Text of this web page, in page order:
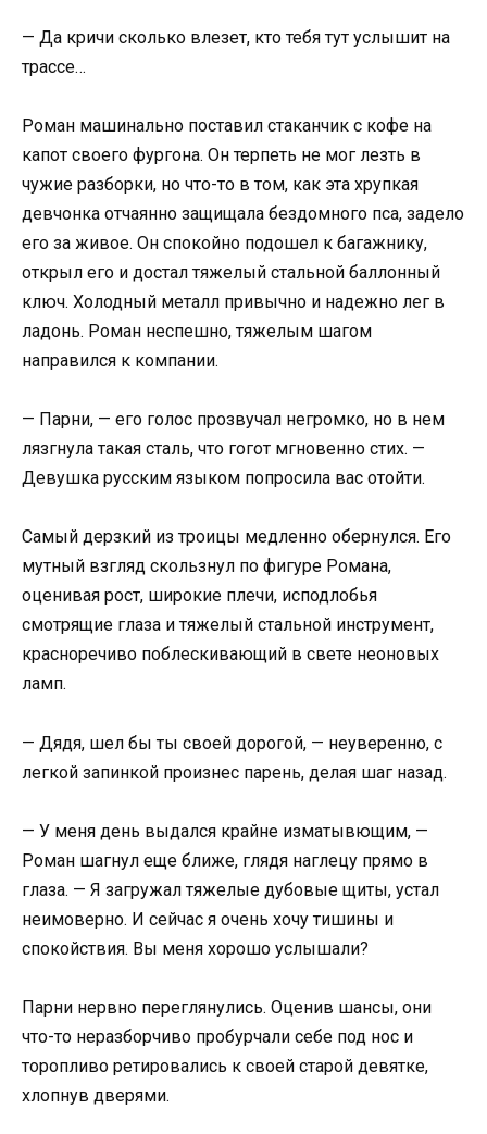
— Да кричи сколько влезет, кто тебя тут услышит на
трассе…
Роман машинально поставил стаканчик с кофе на
капот своего фургона. Он терпеть не мог лезть в
чужие разборки, но что-то в том, как эта хрупкая
девчонка отчаянно защищала бездомного пса, задело
его за живое. Он спокойно подошел к багажнику,
открыл его и достал тяжелый стальной баллонный
ключ. Холодный металл привычно и надежно лег в
ладонь. Роман неспешно, тяжелым шагом
направился к компании.
— Парни, — его голос прозвучал негромко, но в нем
лязгнула такая сталь, что гогот мгновенно стих. —
Девушка русским языком попросила вас отойти.
Самый дерзкий из троицы медленно обернулся. Его
мутный взгляд скользнул по фигуре Романа,
оценивая рост, широкие плечи, исподлобья
смотрящие глаза и тяжелый стальной инструмент,
красноречиво поблескивающий в свете неоновых
ламп.
— Дядя, шел бы ты своей дорогой, — неуверенно, с
легкой запинкой произнес парень, делая шаг назад.
— У меня день выдался крайне изматывющим, —
Роман шагнул еще ближе, глядя наглецу прямо в
глаза. — Я загружал тяжелые дубовые щиты, устал
неимоверно. И сейчас я очень хочу тишины и
спокойствия. Вы меня хорошо услышали?
Парни нервно переглянулись. Оценив шансы, они
что-то неразборчиво пробурчали себе под нос и
торопливо ретировались к своей старой девятке,
хлопнув дверями.